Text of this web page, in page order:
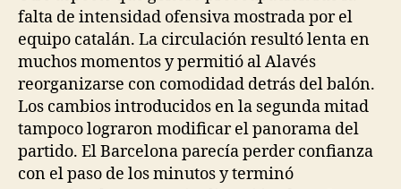
falta de intensidad ofensiva mostrada por el
equipo catalán. La circulación resultó lenta en
muchos momentos y permitió al Alavés
reorganizarse con comodidad detrás del balón.
Los cambios introducidos en la segunda mitad
tampoco lograron modificar el panorama del
partido. El Barcelona parecía perder confianza
con el paso de los minutos y terminó